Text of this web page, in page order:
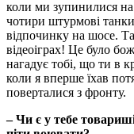
коли ми зупинилися на
чотири штурмові
відпочинку на шосе.
відеоіграх! Це було
нагадує тобі, що ти в
коли я вперше їхав
поверталися з фронту.
– Чи є у тебе